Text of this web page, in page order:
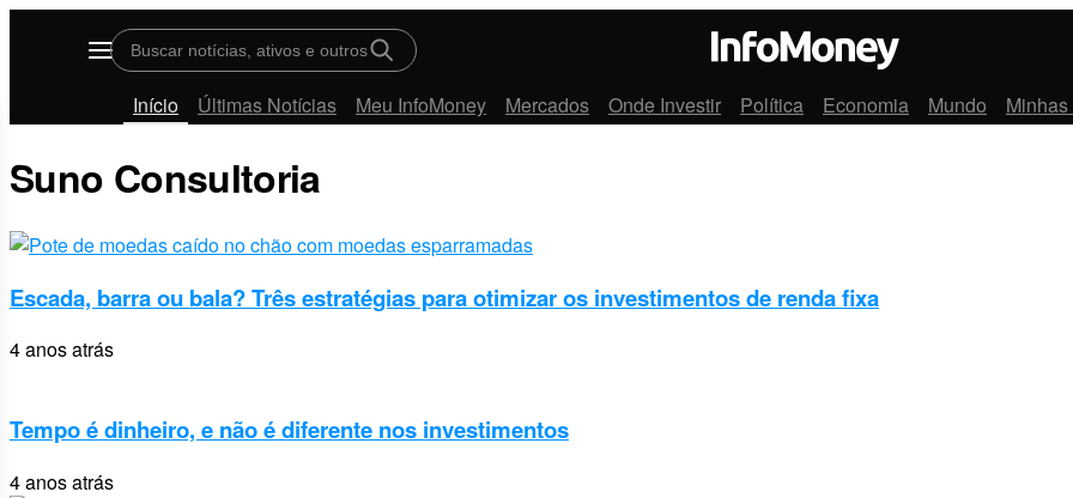
Menu
Buscar notícias, ativos e outros
Início Últimas Notícias Meu InfoMoney Mercados Onde Investir Política Economia Mundo
Suno Consultoria
Escada, barra ou bala? Três estratégias para otimizar os investimentos de renda fixa
4 anos atrás
Tempo é dinheiro, e não é diferente nos investimentos
4 anos atrás